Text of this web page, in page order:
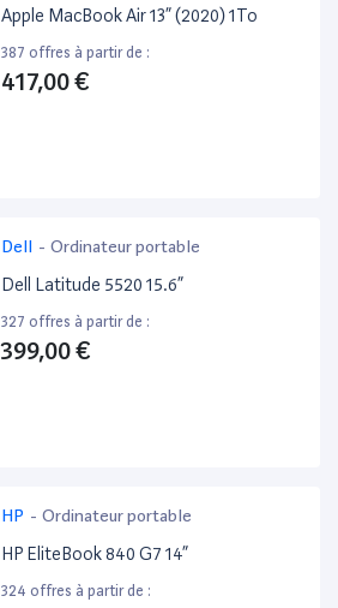
Apple MacBook Air 13” (2020) 1To
387 offres à partir de :
417,00 €
Dell - Ordinateur portable
Dell Latitude 5520 15.6”
327 offres à partir de :
399,00 €
HP - Ordinateur portable
HP EliteBook 840 G7 14”
324 offres à partir de :